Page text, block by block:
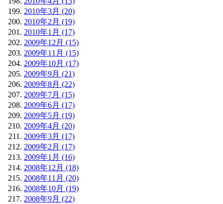
2010年3月 (20)
2010年2月 (19)
2010年1月 (17)
2009年12月 (15)
2009年11月 (15)
2009年10月 (17)
2009年9月 (21)
2009年8月 (22)
2009年7月 (15)
2009年6月 (17)
2009年5月 (19)
2009年4月 (20)
2009年3月 (17)
2009年2月 (17)
2009年1月 (16)
2008年12月 (18)
2008年11月 (20)
2008年10月 (19)
2008年9月 (22)